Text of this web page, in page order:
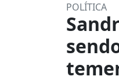
POLÍTICA